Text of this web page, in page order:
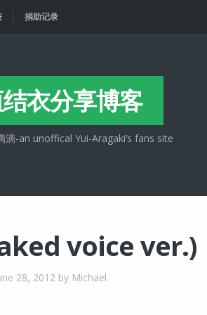
捐助记录
衣分享博客
滴-an unoffical Yui-Aragaki’s fans site
voice ver.)
28, 2012by Michael